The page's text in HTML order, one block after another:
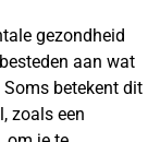
gezondheid
aan wat
betekent dit
zoals een